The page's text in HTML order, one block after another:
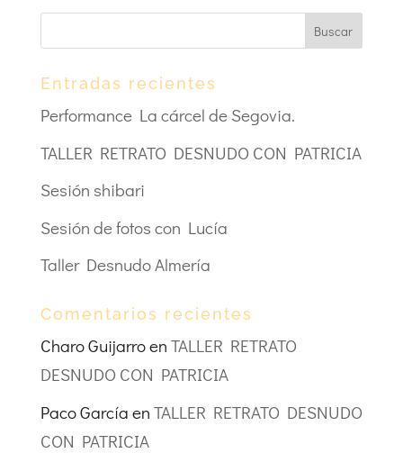
Entradas recientes
Performance La cárcel de Segovia.
TALLER RETRATO DESNUDO CON PATRICIA
Sesión shibari
Sesión de fotos con Lucía
Taller Desnudo Almería
Comentarios recientes
Charo Guijarroen TALLER RETRATO
DESNUDO CON PATRICIA
Paco García en TALLER RETRATO DESNUDO
CON PATRICIA